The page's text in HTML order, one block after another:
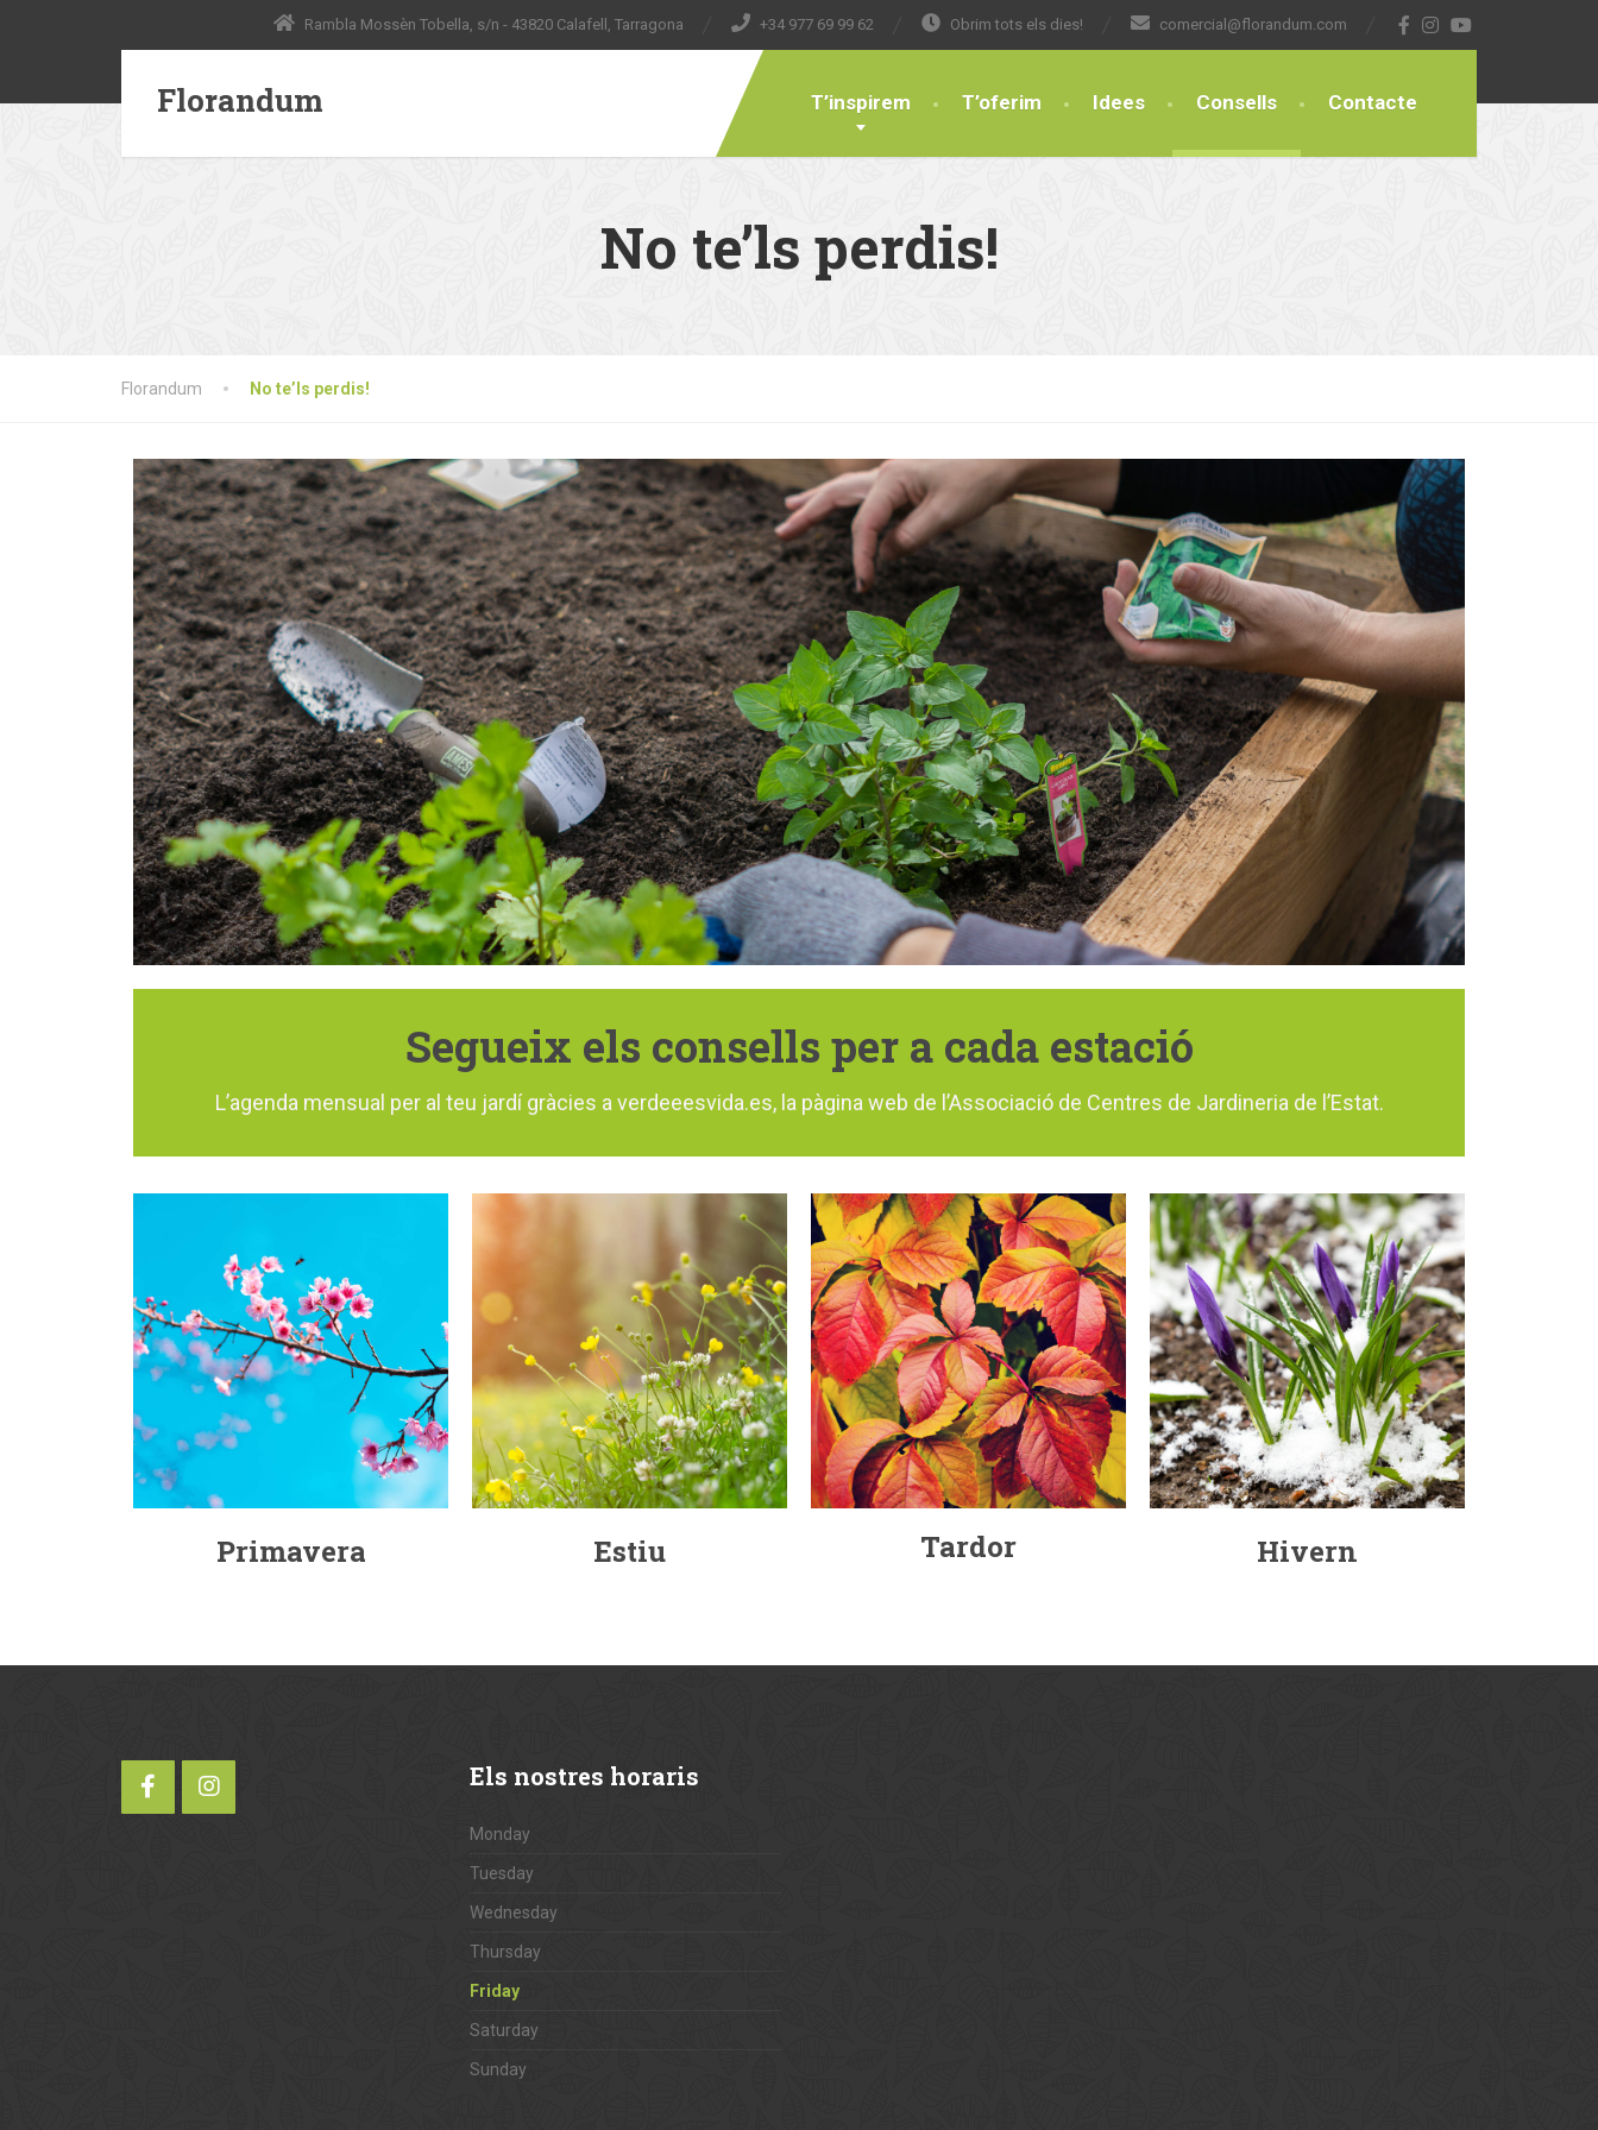
Rambla Mossèn Tobella, s/n - 43820 Calafell, Tarragona +34 977 69 99 62 Obrim tots els dies! comercial@florandum.com
Florandum T’inspirem T’oferim Idees Consells Contacte
No te’ls perdis!
Florandum No te’ls perdis!
Segueix els consells per a cada estació
L’agenda mensual per al teu jardí gràcies a verdeeesvida.es, la pàgina web de l’Associació de Centres de Jardineria de l’Estat.
Primavera Estiu Tardor Hivern
Els nostres horaris
Monday
Tuesday
Wednesday
Thursday
Friday
Saturday
Sunday